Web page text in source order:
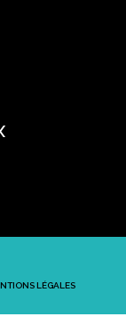
LÉGALES